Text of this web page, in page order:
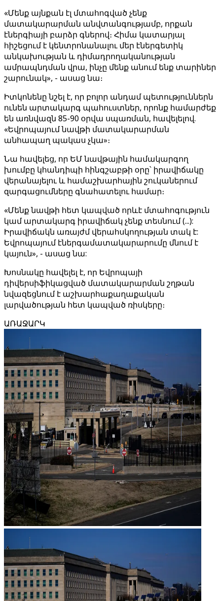
«Մենք այնքան էլ մտահոգված չենք
մատակարարման անվտանգությամբ, որքան
էներգիայի բարձր գներով։ Հիմա կատարյալ
հիշեցում է կենտրոնանալու մեր էներգետիկ
անկախության և դիմադրողականության
ամրապնդման վրա, ինչը մենք անում ենք տարիներ
շարունակ», - ասաց նա։
Իտկոնենը նշել է, որ բոլոր անդամ պետություններն
ունեն արտակարգ պահուստներ, որոնք համարժեք
են առնվազն 85-90 օրվա սպառման, հավելելով.
«Եվրոպայում նավթի մատակարարման
անհապաղ պակաս չկա»։
Նա հավելեց, որ ԵՄ նավթային համակարգող
խումբը կհանդիպի հինգշաբթի օրը՝ իրավիճակը
վերանայելու և համաշխարհային շուկաներում
զարգացումները գնահատելու համար։
«Մենք նավթի հետ կապված որևէ մտահոգություն
կամ արտակարգ իրավիճակ չենք տեսնում (...):
Իրավիճակն առայժմ վերահսկողության տակ է:
Եվրոպայում էներգամատակարարումը մնում է
կայուն», - ասաց նա:
Խոսնակը հավելել է, որ Եվրոպայի
դիվերսիֆիկացված մատակարարման շղթան
նվազեցնում է աշխարհաքաղաքական
լարվածության հետ կապված ռիսկերը։
ԱՌԱՋԱՐԿ